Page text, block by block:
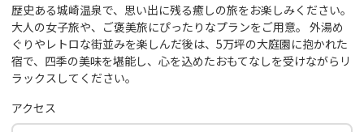
歴史ある城崎温泉で、思い出に残る癒しの旅をお楽しみください。
大人の女子旅や、ご褒美旅にぴったりなプランをご用意。 外湯め
ぐりやレトロな街並みを楽しんだ後は、5万坪の大庭園に抱かれた
宿で、四季の美味を堪能し、心を込めたおもてなしを受けながらリ
ラックスしてください。
アクセス